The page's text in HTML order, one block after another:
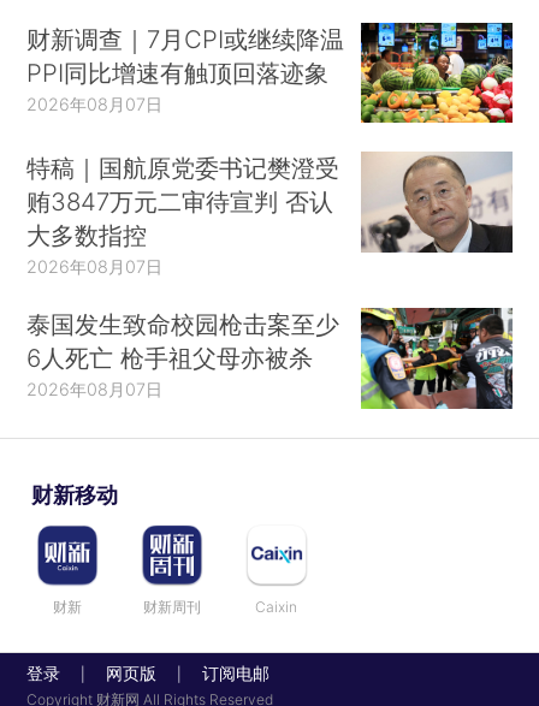
财新调查｜7月CPI或继续降温
PPI同比增速有触顶回落迹象
2026年08月07日
特稿｜国航原党委书记樊澄受
贿3847万元二审待宣判 否认
大多数指控
2026年08月07日
泰国发生致命校园枪击案至少
6人死亡 枪手祖父母亦被杀
2026年08月07日
财新移动
财新 财新周刊 Caixin
登录 网页版 订阅电邮
Copyright 财新网 All Rights Reserved